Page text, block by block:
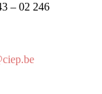
– 02 246